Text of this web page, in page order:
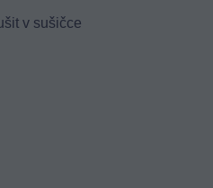
v sušičce